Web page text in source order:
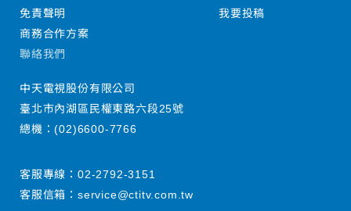
免責聲明
商務合作方案
我要投稿
聯絡我們
中天電視股份有限公司
臺北市內湖區民權東路六段25號
總機：(02)6600-7766
客服專線： 02-2792-3151
客服信箱： service@ctitv.com.tw